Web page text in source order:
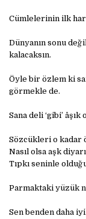
Cümlelerinin ilk
Dünyanın sonu
kalacaksın.
Öyle bir özlem ki
görmekle de.
Sana deli ‘gibi’
Sözcükleri o kadar
Nasıl olsa aşk
Tıpkı seninle
Parmaktaki yüzük
Sen benden daha